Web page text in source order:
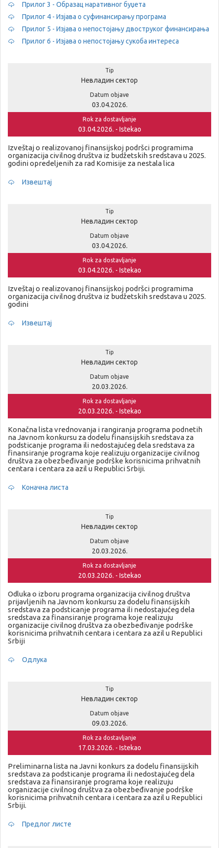
Прилог 3 - Образац наративног буџета
Прилог 4 - Изјава о суфинансирању програма
Прилог 5 - Изјава о непостојању двоструког финансирања
Прилог 6 - Изјава о непостојању сукоба интереса
Tip
Невладин сектор
Datum objave
03.04.2026.
Rok za dostavljanje
03.04.2026. - Istekao
Izveštaj o realizovanoj finansijskoj podršci programima
organizacija civilnog društva iz budžetskih sredstava u 2025.
godini opredeljenih za rad Komisije za nestala lica
Извештај
Tip
Невладин сектор
Datum objave
03.04.2026.
Rok za dostavljanje
03.04.2026. - Istekao
Izveštaj o realizovanoj finansijskoj podršci programima
organizacija civilnog društva iz budžetskih sredstava u 2025.
godini
Извештај
Tip
Невладин сектор
Datum objave
20.03.2026.
Rok za dostavljanje
20.03.2026. - Istekao
Konačna lista vrednovanja i rangiranja programa podnetih
na Javnom konkursu za dodelu finansijskih sredstava za
podsticanje programa ili nedostajućeg dela sredstava za
finansiranje programa koje realizuju organizacije civilnog
društva za obezbeđivanje podrške korisnicima prihvatnih
centara i centara za azil u Republici Srbiji.
Коначна листа
Tip
Невладин сектор
Datum objave
20.03.2026.
Rok za dostavljanje
20.03.2026. - Istekao
Odluka o izboru programa organizacija civilnog društva
prijavljenih na Javnom konkursu za dodelu finansijskih
sredstava za podsticanje programa ili nedostajućeg dela
sredstava za finansiranje programa koje realizuju
organizacije civilnog društva za obezbeđivanje podrške
korisnicima prihvatnih centara i centara za azil u Republici
Srbiji
Одлука
Tip
Невладин сектор
Datum objave
09.03.2026.
Rok za dostavljanje
17.03.2026. - Istekao
Preliminarna lista na Javni konkurs za dodelu finansijskih
sredstava za podsticanje programa ili nedostajućeg dela
sredstava za finansiranje programa koje realizuju
organizacije civilnog društva za obezbeđivanje podrške
korisnicima prihvatnih centara i centara za azil u Republici
Srbiji.
Предлог листе